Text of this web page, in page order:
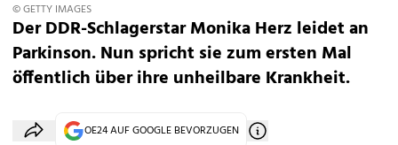
© GETTY IMAGES
Der DDR-Schlagerstar Monika Herz leidet an
Parkinson. Nun spricht sie zum ersten Mal
öffentlich über ihre unheilbare Krankheit.
OE24 AUF GOOGLE BEVORZUGEN